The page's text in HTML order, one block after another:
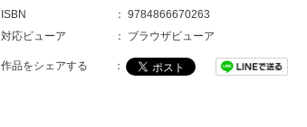
ISBN
： 9784866670263
対応ビューア
： ブラウザビューア
作品をシェアする ：